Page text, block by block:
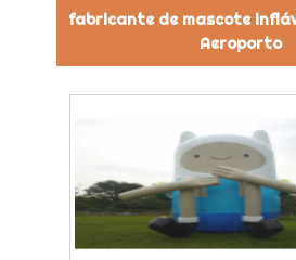
fabricante de mascote
Aeroporto